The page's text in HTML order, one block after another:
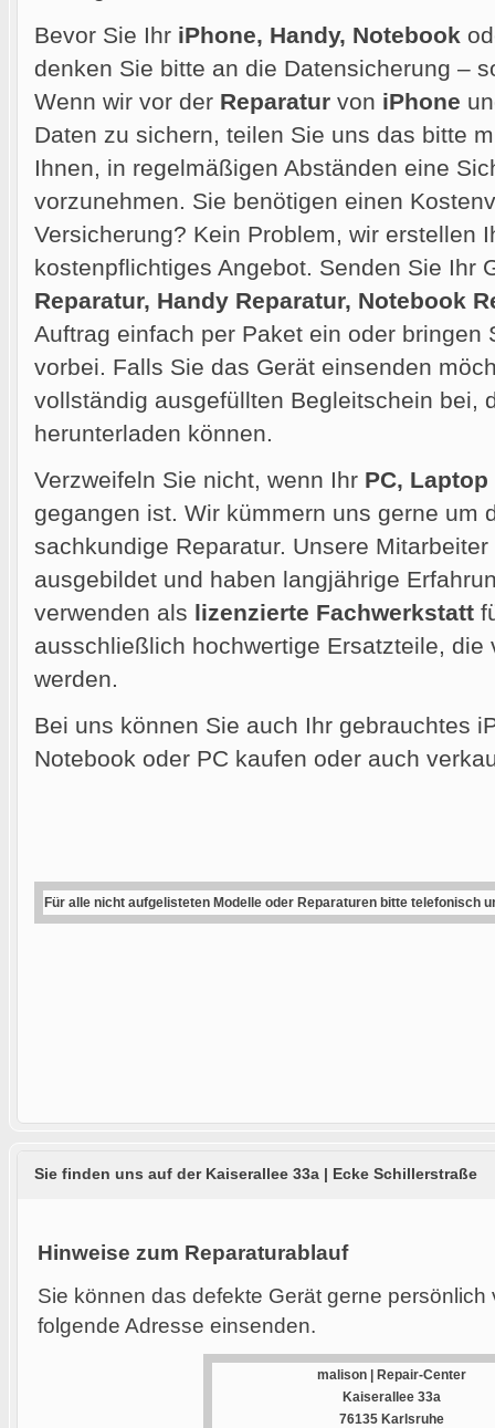
Bevor Sie Ihr iPhone, Handy, Notebook
denken Sie bitte an die Datensicherung –
Wenn wir vor der Reparatur von iPhone
Daten zu sichern, teilen Sie uns das bitte
Ihnen, in regelmäßigen Abständen eine
vorzunehmen. Sie benötigen einen
Versicherung? Kein Problem, wir erstellen
kostenpflichtiges Angebot. Senden Sie Ihr
Reparatur, Handy Reparatur, Notebook
Auftrag einfach per Paket ein oder bringen
vorbei. Falls Sie das Gerät einsenden
vollständig ausgefüllten Begleitschein bei,
herunterladen können.
Verzweifeln Sie nicht, wenn Ihr PC, Laptop
gegangen ist. Wir kümmern uns gerne um
sachkundige Reparatur. Unsere
ausgebildet und haben langjährige
verwenden als lizenzierte Fachwerkstatt
ausschließlich hochwertige Ersatzteile, die
werden.
Bei uns können Sie auch Ihr gebrauchtes
Notebook oder PC kaufen oder auch
Für alle nicht aufgelisteten Modelle oder Reparaturen bitte telefonisch
Sie finden uns auf der Kaiserallee 33a | Ecke Schillerstraße
Hinweise zum Reparaturablauf
Sie können das defekte Gerät gerne
folgende Adresse einsenden.
malison | Repair-Center
Kaiserallee 33a
76135 Karlsruhe